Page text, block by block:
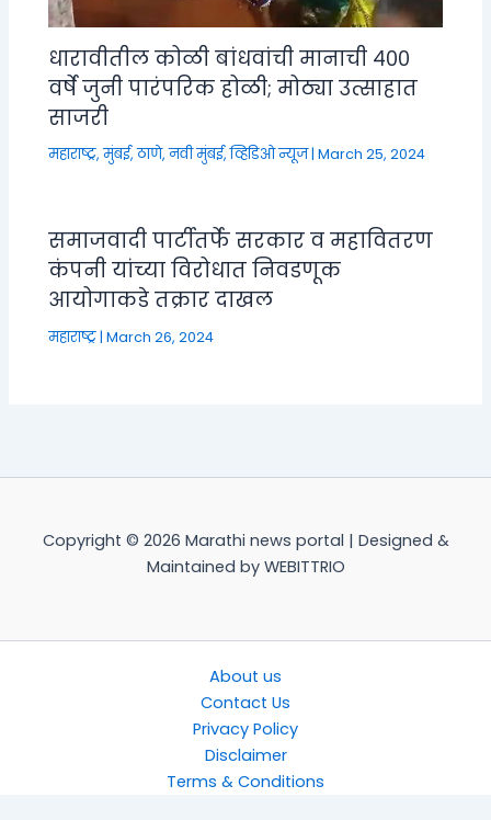
धारावीतील कोळी बांधवांची मानाची ४००
वर्षे जुनी पारंपरिक होळी; मोठ्या उत्साहात
साजरी
महाराष्ट्र,मुंबई, ठाणे, नवी मुंबई,व्हिडिओ न्यूज|March 25, 2024
समाजवादी पार्टीतर्फे सरकार व महावितरण
कंपनी यांच्या विरोधात निवडणूक
आयोगाकडे तक्रार दाखल
महाराष्ट्र|March 26, 2024
Copyright © 2026 Marathi news portal | Designed &
Maintained by WEBITTRIO
About us
Contact Us
Privacy Policy
Disclaimer
Terms & Conditions